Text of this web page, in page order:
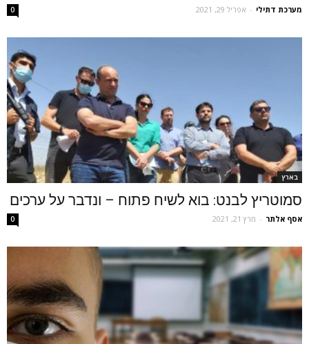
מערכת דתילי - אפריל 29, 2021 0
בארץ
סמוטריץ לבנט: בוא לשיח פתוח – ונדבר על ערכים
אסף אלתר - מרץ 21, 2021 0